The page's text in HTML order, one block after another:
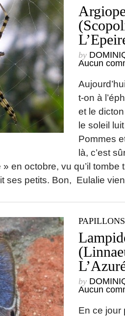
by
Aucun
t-on à
et le
le soleil
Pommes
là, c’est
en octobre, vu qu’il tombe
ses petits. Bon, Eulalie
PAPILLONS
by
Aucun
En ce jour